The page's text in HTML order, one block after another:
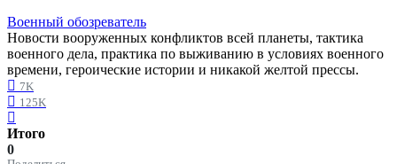
Военный обозреватель
Новости вооруженных конфликтов всей планеты, тактика
военного дела, практика по выживанию в условиях военного
времени, героические истории и никакой желтой прессы.
7K
125K
Итого
0